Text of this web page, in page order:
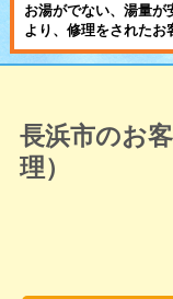
お湯がでない、湯量が
より、修理をされたお
長浜市のお
理）